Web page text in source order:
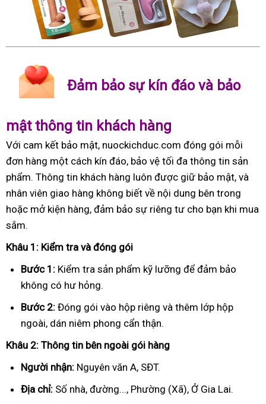
Đảm bảo sự kín đáo và bảo
mật thông tin khách hàng
Với cam kết bảo mật, nuockichduc.com đóng gói mỗi
đơn hàng một cách kín đáo, bảo vệ tối đa thông tin sản
phẩm. Thông tin khách hàng luôn được giữ bảo mật, và
nhân viên giao hàng không biết về nội dung bên trong
hoặc mở kiện hàng, đảm bảo sự riêng tư cho bạn khi mua
sắm.
Khâu 1: Kiểm tra và đóng gói
Bước 1: Kiểm tra sản phẩm kỹ lưỡng để đảm bảo
không có hư hỏng.
Bước 2: Đóng gói vào hộp riêng và thêm lớp hộp
ngoài, dán niêm phong cẩn thận.
Khâu 2: Thông tin bên ngoài gói hàng
Người nhận: Nguyên văn A, SĐT.
Địa chỉ: Số nhà, đường..., Phường (Xã), Ở Gia Lai.